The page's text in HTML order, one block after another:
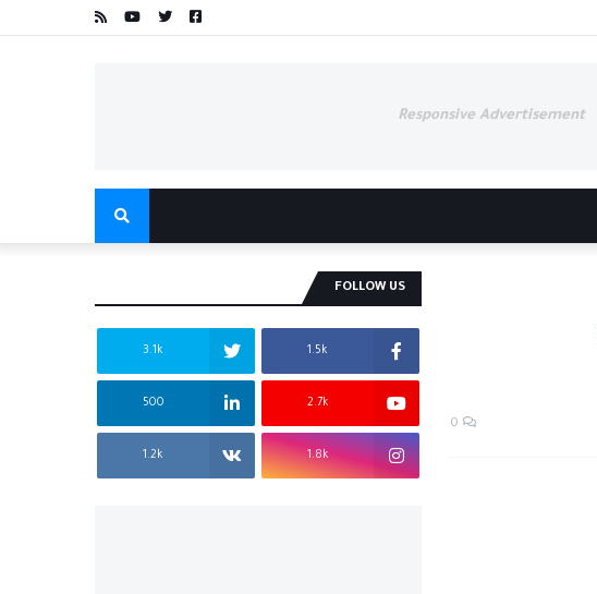
Responsive Advertisement
0
FOLLOW US
1.5k
3.1k
2.7k
500
1.8k
1.2k